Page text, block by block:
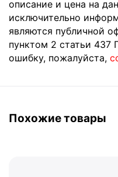
описание и цена на
исключительно
являются публичной
пунктом 2 статьи
ошибку, пожалуйста,
Похожие товары